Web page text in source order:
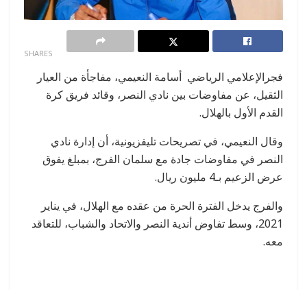
SHARES
فجرالإعلامي الرياضي أسامة النعيمي، مفاجأة من العيار
الثقيل، عن مفاوضات بين نادي النصر، وقائد فريق كرة
القدم الأول بالهلال.
وقال النعيمي، في تصريحات تليفزيونية، أن إدارة نادي
النصر في مفاوضات جادة مع سلمان الفرج، بمبلغ يفوق
عرض الزعيم بـ4 مليون ريال.
والفرج يدخل الفترة الحرة من عقده مع الهلال، في يناير
2021، وسط تفاوض أندية النصر والاتحاد والشباب، للتعاقد
معه.